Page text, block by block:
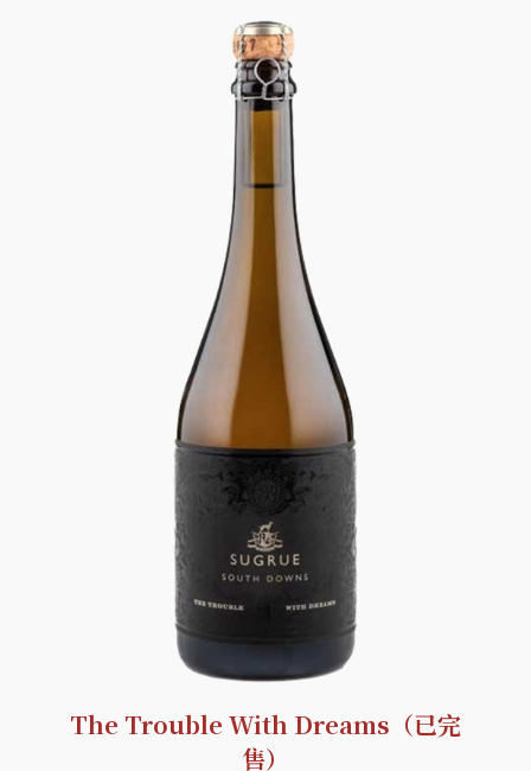
The Trouble With Dreams（已完
售）